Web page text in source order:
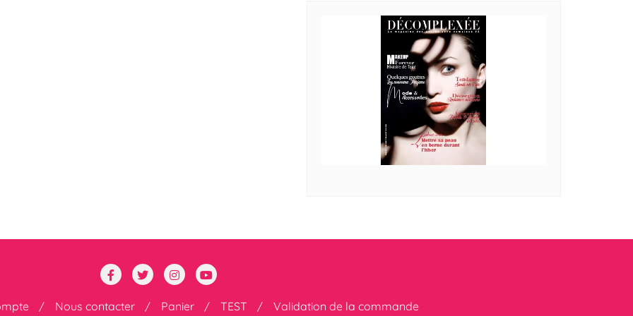
Nous contacter Panier TEST Validation de la commande